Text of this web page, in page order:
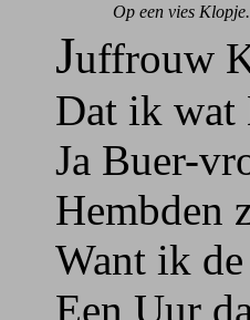
Op een vies Klopje.
Juffrouw
Dat ik wat
Ja Buer-
Hembden
Want ik
Een Uur